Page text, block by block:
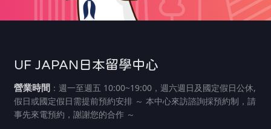
UF JAPAN日本留學中心
營業時間：週一至週五 10:00~19:00，週六週日及國定假日公休,
假日或國定假日需提前預約安排 ～ 本中心來訪諮詢採預約制，請
事先來電預約，謝謝您的合作 ～